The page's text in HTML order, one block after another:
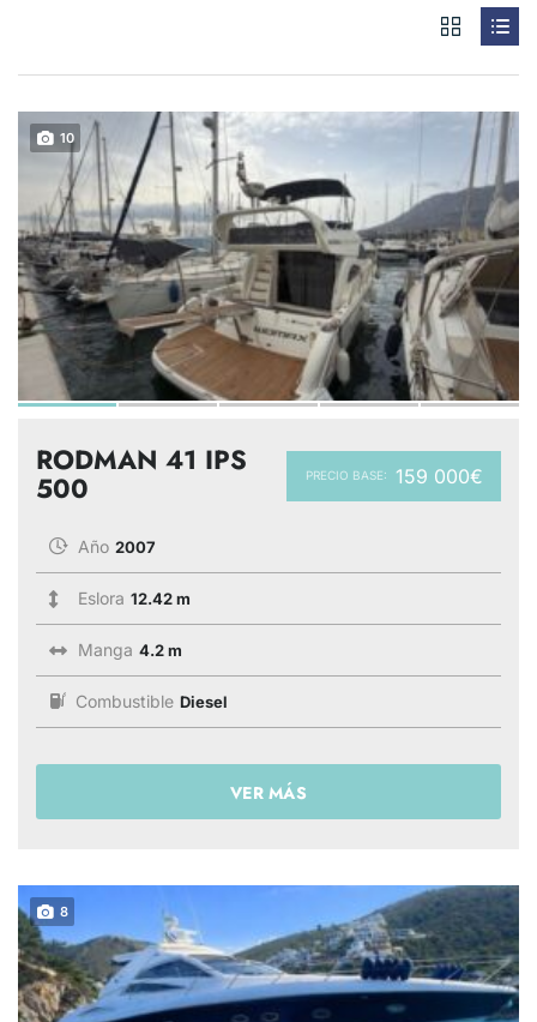
10
PRECIO BASE: 159 000€
RODMAN 41 IPS
500
Año 2007
Eslora 12.42 m
Manga 4.2 m
Combustible Diesel
VER MÁS
8